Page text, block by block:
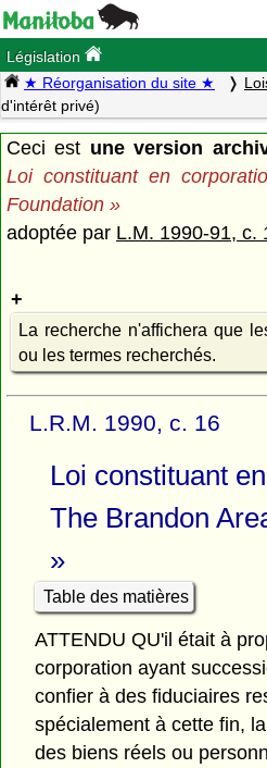
Législation
★ Réorganisation du site ★
d'intérêt privé)
Ceci est une version
Loi constituant en
Foundation »
adoptée par L.M. 1990-91, c.
La recherche n'affichera que
ou les termes recherchés.
L.R.M. 1990, c. 16
Loi constituant
The Brandon
»
Table des matières
ATTENDU QU'il était à
corporation ayant
confier à des fiduciaires
spécialement à cette fin,
des biens réels ou